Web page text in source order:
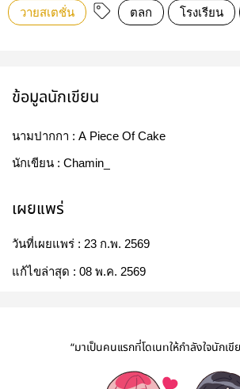
วายสเตชั่น ตลก โรงเรียน
ข้อมูลนักเขียน
นามปากกา : A Piece Of Cake
นักเขียน : Chamin_
เผยแพร่
วันที่เผยแพร่ : 23 ก.พ. 2569
แก้ไขล่าสุด : 08 พ.ค. 2569
“มาเป็นคนแรกที่โดเนทให้กำลังใจนักเขี